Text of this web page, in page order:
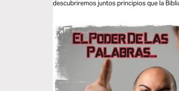
descubriremos juntos principios que la